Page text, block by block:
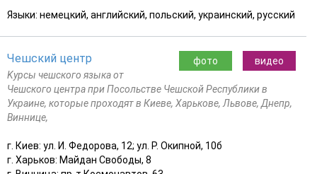
Языки: немецкий, английский, польский, украинский, русский
видео
фото
Чешский центр
Kурсы чешского языка от
Чешского центра при Посольстве Чешской Республики в
Украине, которые проходят в Киеве, Харькове, Львове, Днепр,
Виннице,
г. Киев: ул. И. Федорова, 12; ул. Р. Окипной, 10б
г. Харьков: Mайдан Свободы, 8